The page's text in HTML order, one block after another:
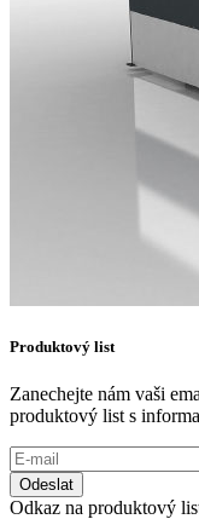
Produktový list
Zanechejte nám vaši
produktový list s
Odeslat
Odkaz na produktový